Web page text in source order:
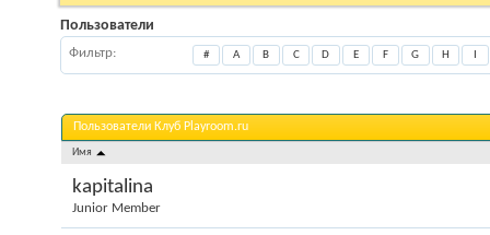
Пользователи
Фильтр # A B C D E F G H
Пользователи Клуб Playroom.ru
Имя
kapitalina
Junior Member